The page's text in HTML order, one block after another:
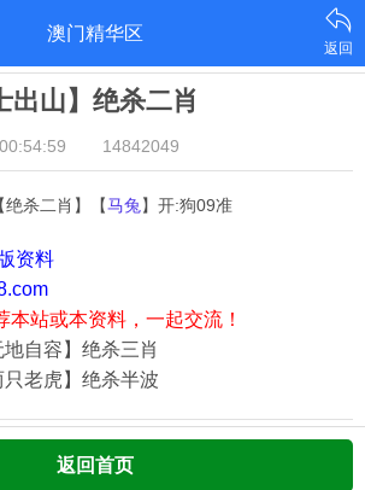
澳门精华区
返回
出山】绝杀二肖
14842049
杀二肖】【马兔 】开:狗09准
资料
本站或本资料，一起交流！
自容】绝杀三肖
只老虎】绝杀半波
返回首页